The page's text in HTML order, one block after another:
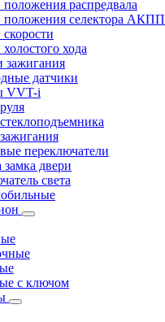
распредвала
положения селектора АКПП
хода
зажигания
датчики
VVT-i
переключатели
двери
света
с ключом